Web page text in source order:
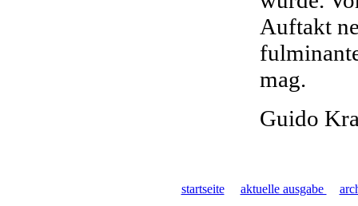
Auftakt
mag.
Guido
startseite aktuelle ausgabe